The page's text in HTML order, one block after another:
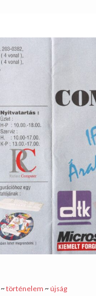
~történelem ~újság